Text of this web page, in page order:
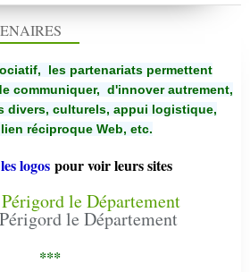
les partenariats permettent
communiquer, d'innover autrement,
divers, culturels, appui logistique,
réciproque Web, etc.
les logos pour voir leurs sites
le Département
***